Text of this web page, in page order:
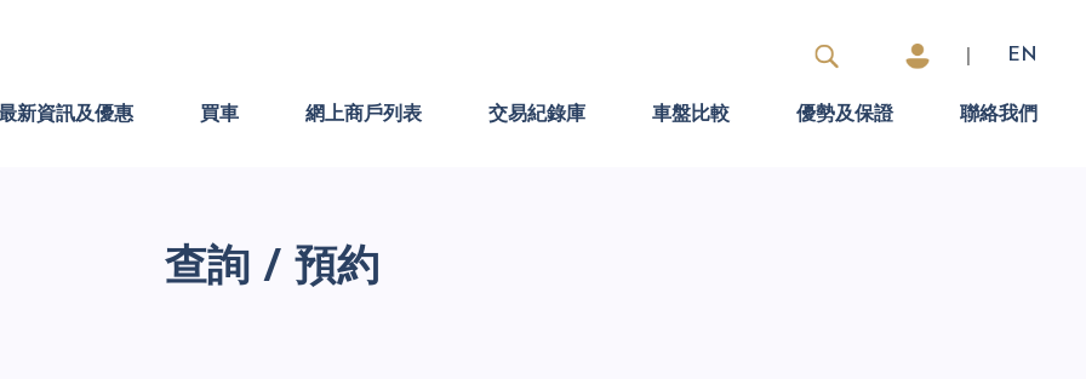
EN
新資訊及優惠 買車 網上商戶列表 交易紀錄庫 車盤比較 優勢及保證 聯絡我們
查詢 / 預約